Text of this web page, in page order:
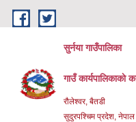
Skip to main content
सुर्नया गाउँपालिका
गाउँ कार्यपालिकाकाे
रौलेश्वर, बैतडी
सुदुरपश्चिम प्रदेश, नेपाल